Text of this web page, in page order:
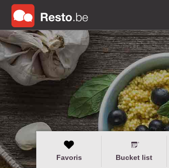
Favoris Bucket list